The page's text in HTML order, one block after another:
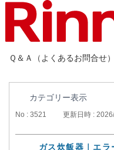
Ｑ＆Ａ（よくあるお問合せ）
カテゴリー表示
No : 3521 更新日時 :
ガス炊飯器｜エ